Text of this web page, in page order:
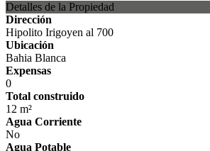
Detalles de la Propiedad
Dirección
Hipolito Irigoyen al 700
Ubicación
Bahia Blanca
Expensas
0
Total construido
12 m²
Agua Corriente
No
Agua Potable